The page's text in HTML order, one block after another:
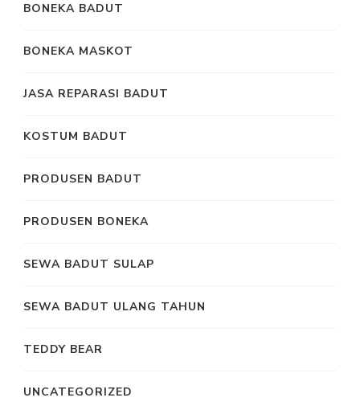
BONEKA BADUT
BONEKA MASKOT
JASA REPARASI BADUT
KOSTUM BADUT
PRODUSEN BADUT
PRODUSEN BONEKA
SEWA BADUT SULAP
SEWA BADUT ULANG TAHUN
TEDDY BEAR
UNCATEGORIZED